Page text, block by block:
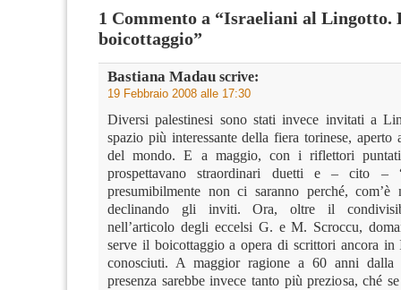
1 Commento a “Israeliani al Lingotto.
boicottaggio”
Bastiana Madau scrive:
19 Febbraio 2008 alle 17:30
Diversi palestinesi sono stati invece invitati a
spazio più interessante della fiera torinese, aperto
del mondo. E a maggio, con i riflettori
prospettavano straordinari duetti e – cito –
presumibilmente non ci saranno perché, com’è
declinando gli inviti. Ora, oltre il
nell’articolo degli eccelsi G. e M. Scroccu,
serve il boicottaggio a opera di scrittori ancora in
conosciuti. A maggior ragione a 60 anni
presenza sarebbe invece tanto più preziosa, ché